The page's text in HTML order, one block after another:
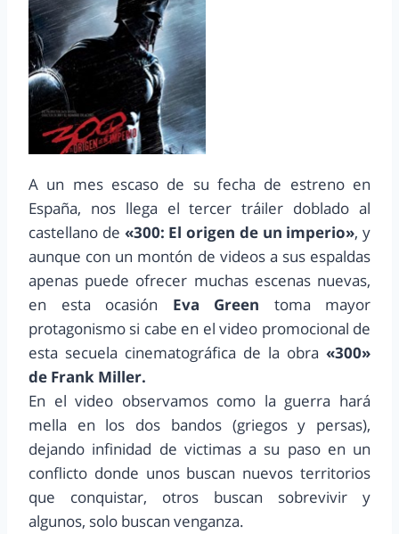
A un mes escaso de su fecha de estreno en
España, nos llega el tercer tráiler doblado al
castellano de «300: El origen de un imperio», y
aunque con un montón de videos a sus espaldas
apenas puede ofrecer muchas escenas nuevas,
en esta ocasión Eva Green toma mayor
protagonismo si cabe en el video promocional de
esta secuela cinematográfica de la obra «300»
de Frank Miller.
En el video observamos como la guerra hará
mella en los dos bandos (griegos y persas),
dejando infinidad de victimas a su paso en un
conflicto donde unos buscan nuevos territorios
que conquistar, otros buscan sobrevivir y
algunos, solo buscan venganza.